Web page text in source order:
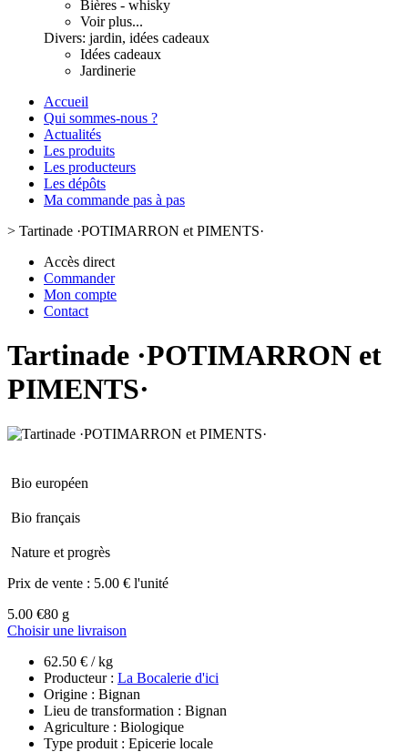
Bières - whisky
Voir plus...
Divers: jardin, idées cadeaux
Idées cadeaux
Jardinerie
Accueil
Qui sommes-nous ?
Actualités
Les produits
Les producteurs
Les dépôts
Ma commande pas à pas
> Tartinade ·POTIMARRON et PIMENTS·
Accès direct
Commander
Mon compte
Contact
Tartinade ·POTIMARRON et
PIMENTS·
Bio européen
Bio français
Nature et progrès
Prix de vente : 5.00 € l'unité
5.00 €80 g
Choisir une livraison
62.50 € / kg
Producteur : La Bocalerie d'ici
Origine : Bignan
Lieu de transformation : Bignan
Agriculture : Biologique
Type produit : Epicerie locale